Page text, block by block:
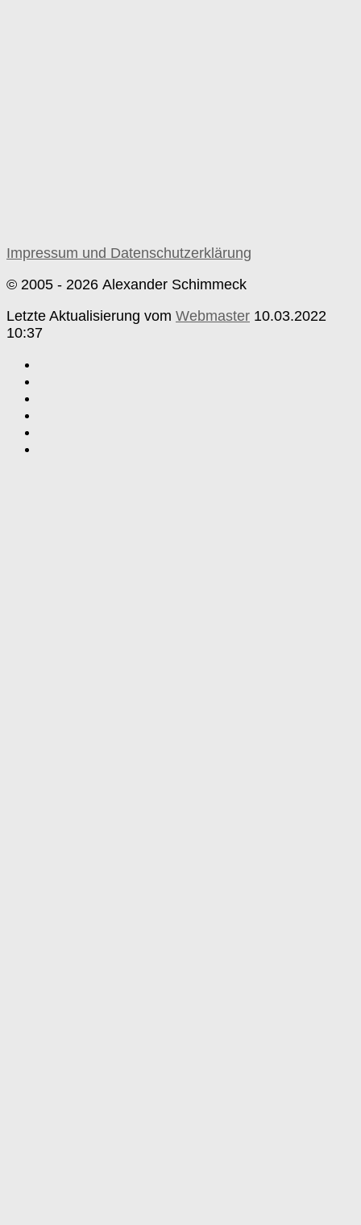
Impressum und Datenschutzerklärung
© 2005 - 2026 Alexander Schimmeck
Letzte Aktualisierung vom Webmaster 10.03.2022
10:37